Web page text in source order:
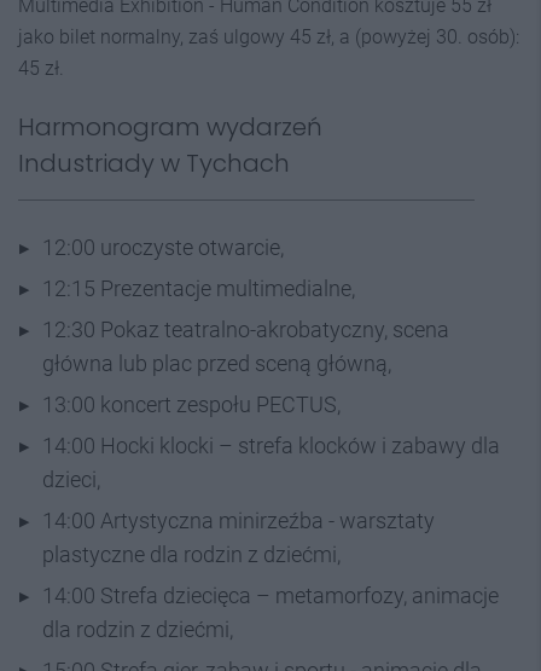
Multimedia Exhibition - Human Condition kosztuje 55 zł
jako bilet normalny, zaś ulgowy 45 zł, a (powyżej 30. osób):
45 zł.
Harmonogram wydarzeń
Industriady w Tychach
12:00 uroczyste otwarcie,
12:15 Prezentacje multimedialne,
12:30 Pokaz teatralno-akrobatyczny, scena
główna lub plac przed sceną główną,
13:00 koncert zespołu PECTUS,
14:00 Hocki klocki – strefa klocków i zabawy dla
dzieci,
14:00 Artystyczna minirzeźba - warsztaty
plastyczne dla rodzin z dziećmi,
14:00 Strefa dziecięca – metamorfozy, animacje
dla rodzin z dziećmi,